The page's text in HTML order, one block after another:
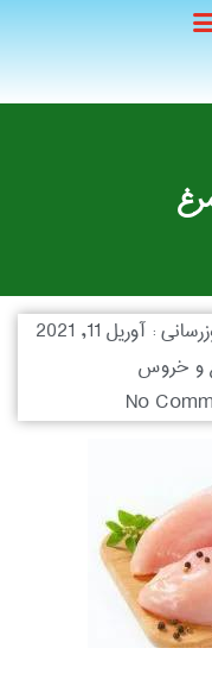
: آوریل 11, 2021
و خروس
No